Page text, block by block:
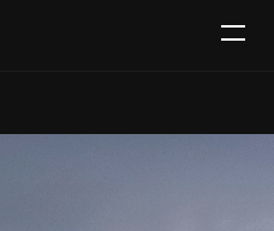
افتح